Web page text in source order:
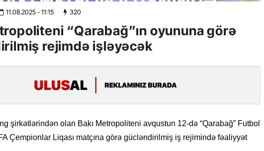
11.08.2025- 11:15 320
“Qarabağ”ın oyununa görə
rejimdə işləyəcək
şirkətlərindən olan Bakı Metropoliteni avqustun 12-də “Qarabağ” Futbol
Çempionlar Liqası matçına görə gücləndirilmiş iş rejimində fəaliyyət